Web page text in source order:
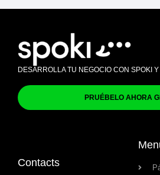
DESARROLLA TU NEGOCIO CON SPOKI
PRUÉBELO AHORA
Contacts